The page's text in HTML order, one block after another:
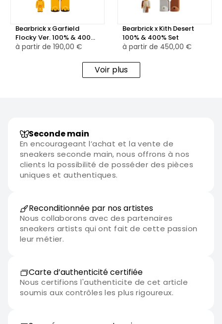
Bearbrick x Garfield
Flocky Ver. 100% & 400%
Set
à partir de 190,00 €
Bearbrick x Kith Desert
100% & 400% Set
à partir de 450,00 €
Voir plus
Seconde main
En encourageant l’achat et la vente de
sneakers seconde main, nous offrons à nos
clients la possibilité de posséder des pièces
uniques et authentiques.
Reconditionnée par nos artistes
Nous collaborons avec des partenaires
sneakers artists qui ont fait de cette passion
leur métier.
Carte d’authenticité certifiée
Nous certifions l'authenticite de cet article
soumis aux contrôles les plus rigoureux.